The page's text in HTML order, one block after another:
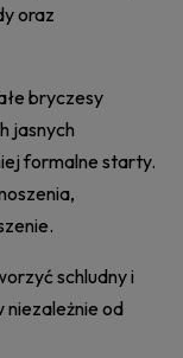
oraz
bryczesy
jasnych
formalne starty.
schludny i
od